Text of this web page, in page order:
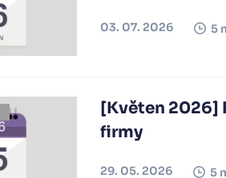
03. 07. 2026 5
[Květen 2026]
firmy
29. 05. 2026 5